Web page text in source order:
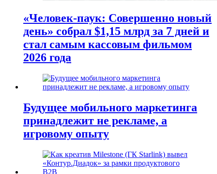
«Человек-паук: Совершенно новый
день» собрал $1,15 млрд за 7 дней и
стал самым кассовым фильмом
2026 года
Будущее мобильного маркетинга
принадлежит не рекламе, а
игровому опыту